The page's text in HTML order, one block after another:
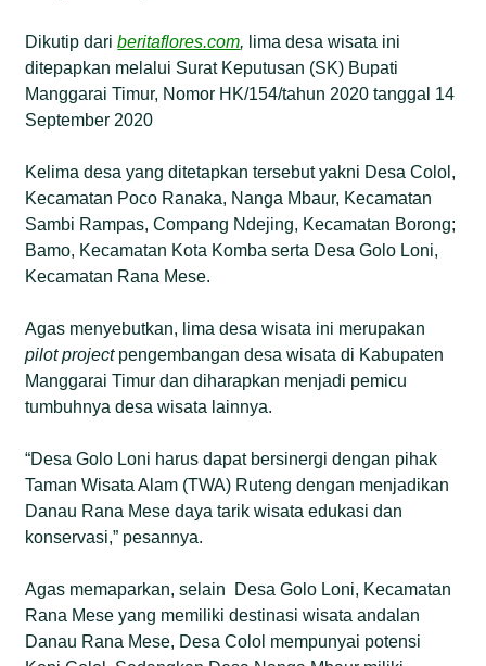
Dikutip dariberitaflores.com, lima desa wisata ini
ditepapkan melalui Surat Keputusan (SK) Bupati
Manggarai Timur, Nomor HK/154/tahun 2020 tanggal 14
September 2020
Kelima desa yang ditetapkan tersebut yakni Desa Colol,
Kecamatan Poco Ranaka, Nanga Mbaur, Kecamatan
Sambi Rampas, Compang Ndejing, Kecamatan Borong;
Bamo, Kecamatan Kota Komba serta Desa Golo Loni,
Kecamatan Rana Mese.
Agas menyebutkan, lima desa wisata ini merupakan
pilot projectpengembangan desa wisata di Kabupaten
Manggarai Timur dan diharapkan menjadi pemicu
tumbuhnya desa wisata lainnya.
“Desa Golo Loni harus dapat bersinergi dengan pihak
Taman Wisata Alam (TWA) Ruteng dengan menjadikan
Danau Rana Mese daya tarik wisata edukasi dan
konservasi,” pesannya.
Agas memaparkan, selain Desa Golo Loni, Kecamatan
Rana Mese yang memiliki destinasi wisata andalan
Danau Rana Mese, Desa Colol mempunyai potensi